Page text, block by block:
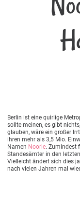
Berlin ist eine quirlige
sollte meinen, es gibt
glauben, wäre ein großer
ihren mehr als 3,5 Mio.
Namen Noorle. Zumindest
Standesämter in den
Vielleicht ändert sich dies
nach vielen Jahren mal